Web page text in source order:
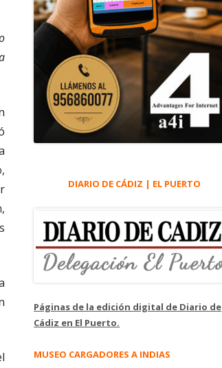
DIARIO DE CÁDIZ | EL PUERTO
Páginas de la edición digital de Diario de
Cádiz en El Puerto.
MUSEO CARGADORES A INDIAS